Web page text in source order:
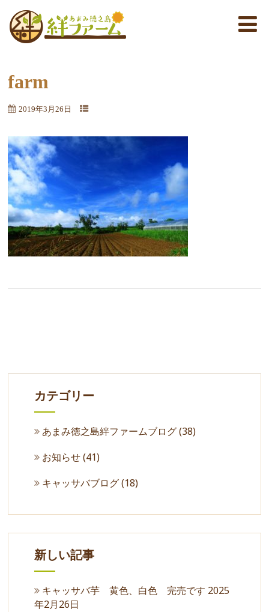
farm
2019年3月26日
カテゴリー
あまみ徳之島絆ファームブログ(38)
お知らせ(41)
キャッサバブログ(18)
新しい記事
キャッサバ芋 黄色、白色 完売です 2025
年2月26日